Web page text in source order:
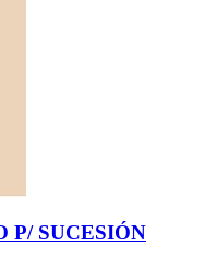
P/ SUCESIÓN